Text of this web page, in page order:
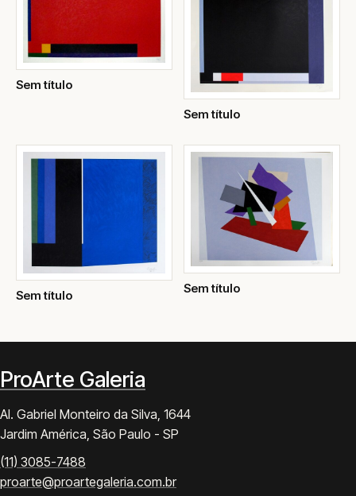
Sem título
Sem título
Sem título Sem título
ProArte Galeria
Al. Gabriel Monteiro da Silva, 1644
Jardim América, São Paulo - SP
(11) 3085-7488
proarte@proartegaleria.com.br